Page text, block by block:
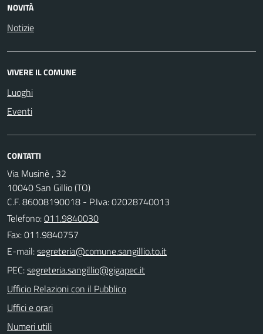
NOVITÀ
Notizie
VIVERE IL COMUNE
Luoghi
Eventi
CONTATTI
Via Musinè , 32
10040 San Gillio (TO)
C.F. 86008190018 - P.Iva: 02028740013
Telefono:011.9840030
Fax: 011.9840757
E-mail:
PEC:
Ufficio Relazioni con il Pubblico
Uffici e orari
Numeri utili